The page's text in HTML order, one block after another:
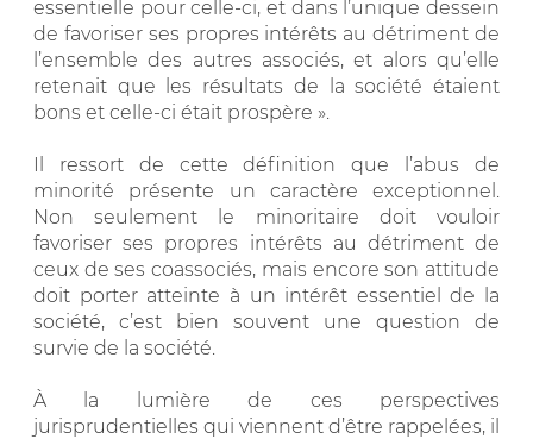
essentielle pour celle-ci, et dans l’unique dessein
de favoriser ses propres intérêts au détriment de
l’ensemble des autres associés, et alors qu’elle
retenait que les résultats de la société étaient
bons et celle-ci était prospère ».
Il ressort de cette définition que l’abus de
minorité présente un caractère exceptionnel.
Non seulement le minoritaire doit vouloir
favoriser ses propres intérêts au détriment de
ceux de ses coassociés, mais encore son attitude
doit porter atteinte à un intérêt essentiel de la
société, c’est bien souvent une question de
survie de la société.
À la lumière de ces perspectives
jurisprudentielles qui viennent d’être rappelées, il